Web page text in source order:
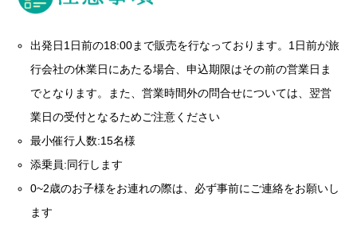
出発日1日前の18:00まで販売を行なっております。1日前が旅
行会社の休業日にあたる場合、申込期限はその前の営業日ま
でとなります。また、営業時間外の問合せについては、翌営
業日の受付となるためご注意ください
最小催行人数:15名様
添乗員:同行します
0~2歳のお子様をお連れの際は、必ず事前にご連絡をお願いし
ます